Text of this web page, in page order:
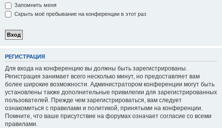
Запомнить меня
Скрыть моё пребывание на конференции в этот раз
РЕГИСТРАЦИЯ
Для входа на конференцию вы должны быть зарегистрированы.
Регистрация занимает всего несколько минут, но предоставляет вам
более широкие возможности. Администратором конференции могут быть
установлены также дополнительные привилегии для зарегистрированных
пользователей. Прежде чем зарегистрироваться, вам следует
ознакомиться с правилами и политикой, принятыми на конференции.
Помните, что ваше присутствие на форумах означает согласие со всеми
правилами.